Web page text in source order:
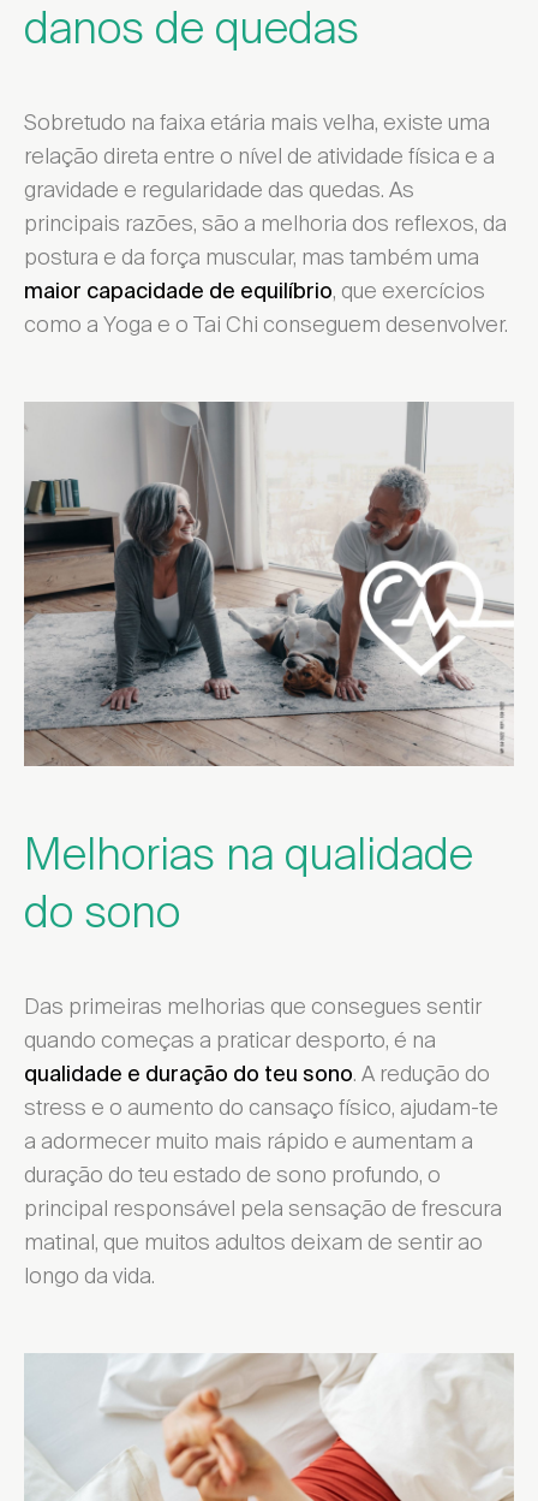
danos de quedas
Sobretudo na faixa etária mais velha, existe uma
relação direta entre o nível de atividade física e a
gravidade e regularidade das quedas. As
principais razões, são a melhoria dos reflexos, da
postura e da força muscular, mas também uma
maior capacidade de equilíbrio, que exercícios
como a Yoga e o Tai Chi conseguem desenvolver.
Melhorias na qualidade
do sono
Das primeiras melhorias que consegues sentir
quando começas a praticar desporto, é na
qualidade e duração do teu sono. A redução do
stress e o aumento do cansaço físico, ajudam-te
a adormecer muito mais rápido e aumentam a
duração do teu estado de sono profundo, o
principal responsável pela sensação de frescura
matinal, que muitos adultos deixam de sentir ao
longo da vida.